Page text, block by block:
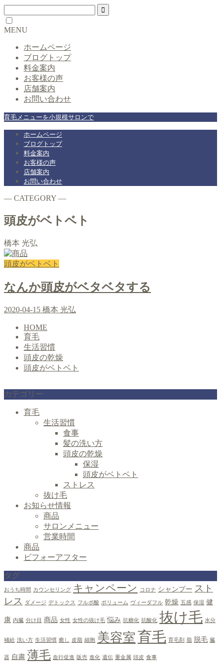
MENU
ホームページ
ブログトップ
料金案内
お客様の声
店舗案内
お問い合わせ
育毛メニューを小規模サロンで
ホームページ
ブログトップ
料金案内
お客様の声
店舗案内
お問い合わせ
― CATEGORY ―
頭皮がベトベト
橋本 光弘
頭皮がベトベト
なんか頭皮がベタベタする
2020-04-15 橋本 光弘
HOME
育毛
生活習慣
頭皮の乾燥
頭皮がベトベト
カテゴリー
育毛
生活習慣
食事
髪の洗い方
頭皮の乾燥
保湿
頭皮がベトベト
ストレス
抜け毛
お知らせ情報
商品
サロンメニュー
営業時間
商品
ビフォーアフター
タグ
おうち時間 カウンセリング キャンペーン コロナ シャンプー スト
レス
ダメージ デトックス フルボ酸 ボリューム ヴィーダフル 乾燥 五感 保湿 健
康 内臓 分け目 商品 女性 女性の抜け毛 悩み 抗糖化 抗酸化 抜け毛 水分
補給 洗い方 生活習慣 癒し 皮脂 細胞 美容室育毛 育毛剤 脂 脱毛 臓
器 自粛 薄毛 血行促進 販売 進化 遺伝 重金属 頭皮 食事